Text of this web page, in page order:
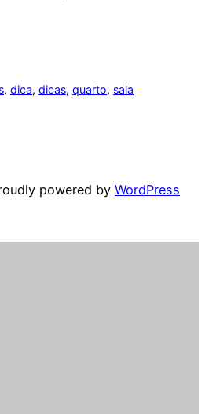
, dica, dicas, quarto, sala
powered by WordPress